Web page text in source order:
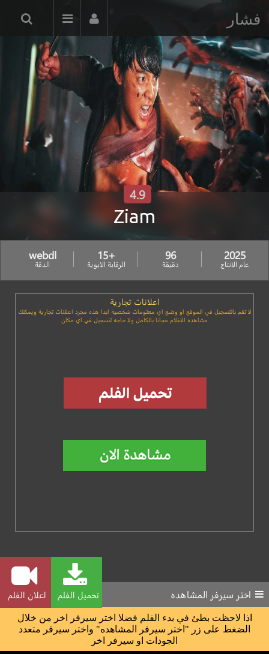
فشار
Ziam
4.9
2025
عام الانتاج
96
دقيقة
+15
الرقابة الابوية
webdl
الدقة
اعلانات تجارية
لا تقم بالتسجيل في الموقع او وضع اي معلومات شخصية ابدا هذه مجرد اعلانات تجارية ويمكنك
مشاهده الافلام مجانا بالكامل ولا حاجه لتسجيل في اي مكان
تحميل الفلم اعلان الفلم اختر سيرفر المشاهده
اذا لاحظت بطئ في بدء الفلم فضلا اختر سيرفر اخر من خلال
الضغط على زر "اختر سيرفر المشاهده" واختر سيرفر متعدد
الجودات او سيرفر اخر